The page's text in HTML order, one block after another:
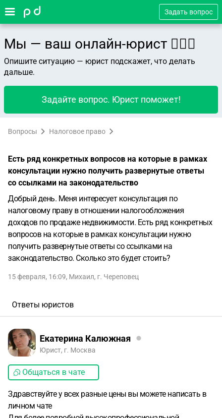
Задать вопрос
Мы — ваш онлайн-юрист 👨🏻‍⚖️
Опишите ситуацию — юрист подскажет, что делать
дальше.
Задайте вопрос. Юрист поможет!
Вопросы Налоговое право
Есть ряд конкретных вопросов на которые в рамках
консультации нужно получить развернутые ответы
со ссылками на законодательство
Добрый день. Меня интересует консультация по
налоговому праву в отношении налогообложения
доходов по продаже недвижимости. Есть ряд конкретных
вопросов на которые в рамках консультации нужно
получить развернутые ответы со ссылками на
законодательство. Сколько это будет стоить?
15 февраля, 16:09, Михаил, г. Череповец
Ответы юристов
Екатерина Калюжная
Юрист, г. Москва
Общаться в чате
Здравствуйте у всех разные цены вы можете написать в
личном чате